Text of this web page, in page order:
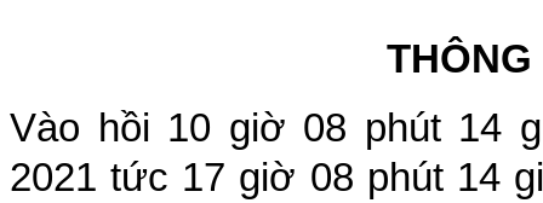
Vào hồi 10 giờ 08 phút 14
2021 tức 17 giờ 08 phút 14